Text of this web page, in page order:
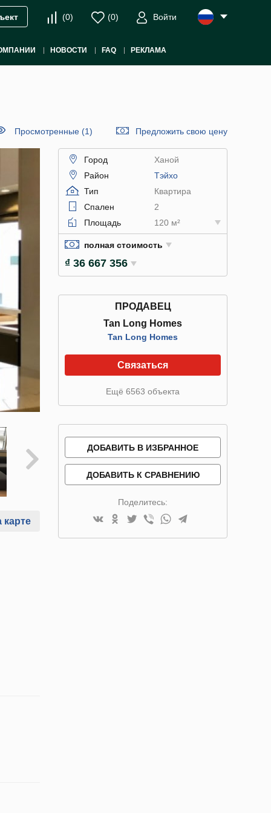
(0) (0) Войти
НОВОСТИ FAQ РЕКЛАМА
Просмотренные (1) Предложить свою цену
карте
Город
Ханой
Район
Тэйхо
Тип
Квартира
Спален
2
Площадь
120 м²
полная стоимость
₫ 36 667 356
ПРОДАВЕЦ
Tan Long Homes
Tan Long Homes
Связаться
Ещё 6563 объекта
ДОБАВИТЬ В ИЗБРАННОЕ
ДОБАВИТЬ К СРАВНЕНИЮ
Поделитесь: